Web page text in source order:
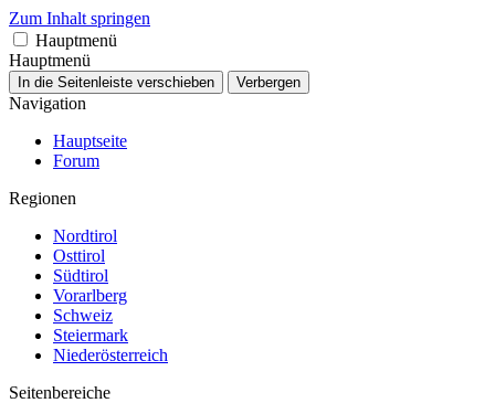
Zum Inhalt springen
Hauptmenü
Hauptmenü
In die Seitenleiste verschieben Verbergen
Navigation
Hauptseite
Forum
Regionen
Nordtirol
Osttirol
Südtirol
Vorarlberg
Schweiz
Steiermark
Niederösterreich
Seitenbereiche